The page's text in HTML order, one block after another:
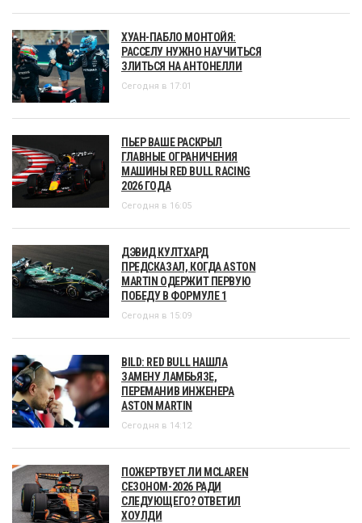
ХУАН-ПАБЛО МОНТОЙЯ:
РАССЕЛУ НУЖНО НАУЧИТЬСЯ
ЗЛИТЬСЯ НА АНТОНЕЛЛИ
Сегодня в 17:01
ПЬЕР ВАШЕ РАСКРЫЛ
ГЛАВНЫЕ ОГРАНИЧЕНИЯ
МАШИНЫ RED BULL RACING
2026 ГОДА
Сегодня в 16:05
ДЭВИД КУЛТХАРД
ПРЕДСКАЗАЛ, КОГДА ASTON
MARTIN ОДЕРЖИТ ПЕРВУЮ
ПОБЕДУ В ФОРМУЛЕ 1
Сегодня в 15:09
BILD: RED BULL НАШЛА
ЗАМЕНУ ЛАМБЬЯЗЕ,
ПЕРЕМАНИВ ИНЖЕНЕРА
ASTON MARTIN
Сегодня в 14:12
ПОЖЕРТВУЕТ ЛИ MCLAREN
СЕЗОНОМ-2026 РАДИ
СЛЕДУЮЩЕГО? ОТВЕТИЛ
ХОУЛДИ